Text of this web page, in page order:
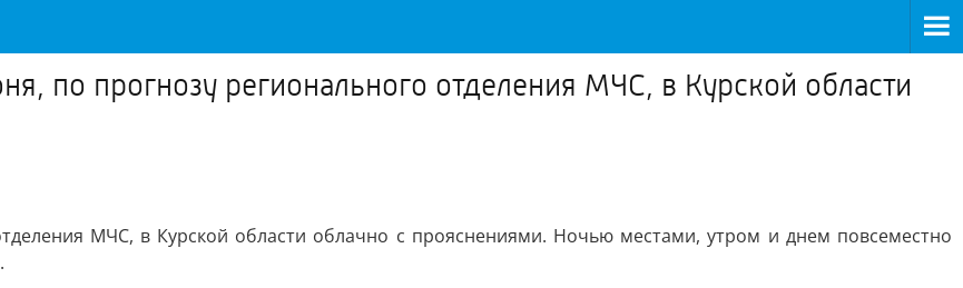
по прогнозу регионального отделения МЧС, в Курской области
МЧС, в Курской области облачно с прояснениями. Ночью местами, утром и днем повсеместно